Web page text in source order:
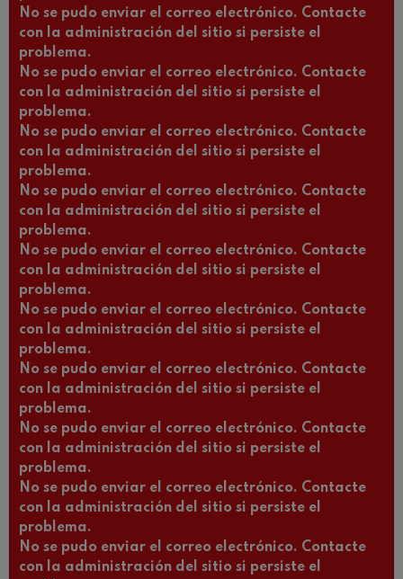
No se pudo enviar el correo electrónico. Contacte
con la administración del sitio si persiste el
problema.
No se pudo enviar el correo electrónico. Contacte
con la administración del sitio si persiste el
problema.
No se pudo enviar el correo electrónico. Contacte
con la administración del sitio si persiste el
problema.
No se pudo enviar el correo electrónico. Contacte
con la administración del sitio si persiste el
problema.
No se pudo enviar el correo electrónico. Contacte
con la administración del sitio si persiste el
problema.
No se pudo enviar el correo electrónico. Contacte
con la administración del sitio si persiste el
problema.
No se pudo enviar el correo electrónico. Contacte
con la administración del sitio si persiste el
problema.
No se pudo enviar el correo electrónico. Contacte
con la administración del sitio si persiste el
problema.
No se pudo enviar el correo electrónico. Contacte
con la administración del sitio si persiste el
problema.
No se pudo enviar el correo electrónico. Contacte
con la administración del sitio si persiste el